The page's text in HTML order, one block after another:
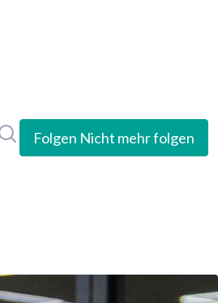
Folgen Nicht mehr folgen